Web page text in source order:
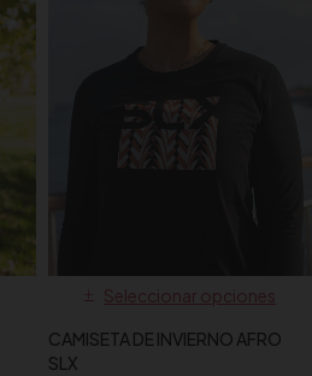
Seleccionar opciones
CAMISETA DE INVIERNO AFRO
SLX